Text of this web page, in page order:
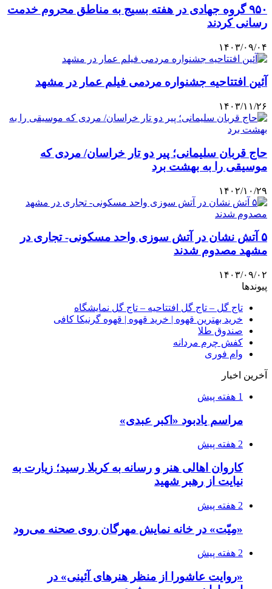
۹۵۰ گروه جهادی در هفته بسیج به مناطق محروم خدمت
رسانی کردند
۱۴۰۳/۰۹/۰۴
آئین افتتاحیه جشنواره مردمی فیلم عمار در مشهد
۱۴۰۳/۱۱/۲۶
حاج قربان سلیمانی؛ پیر دو تار خراسان/ مردی که
موسیقی را به بهشت برد
۱۴۰۲/۱۰/۲۹
۵ آتش نشان در آتش سوزی واحد مسکونی- تجاری در
مشهد مصدوم شدند
۱۴۰۳/۰۹/۰۲
پیوندها
تاج گل – تاج گل افتتاحیه – تاج گل نمایشگاه
خرید بهترین قهوه | خرید قهوه | قهوه گرنیکا کافی
صندوق طلا
کفش چرم مردانه
وام فوری
آخرین اخبار
1 هفته پیش
مراسم یادبود «اکبر عبدی»
2 هفته پیش
کاروان اهالی هنر و رسانه به کربلا رسید؛ زیارت به
نیایت از رهبر شهید
2 هفته پیش
«مِیّت» در خانه نمایش مهرگان روی صحنه می‌رود
2 هفته پیش
«روایت عاشورا از منظر هنرهای آئینی» در